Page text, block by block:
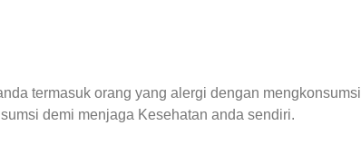
termasuk orang yang alergi dengan mengkonsumsi
demi menjaga Kesehatan anda sendiri.